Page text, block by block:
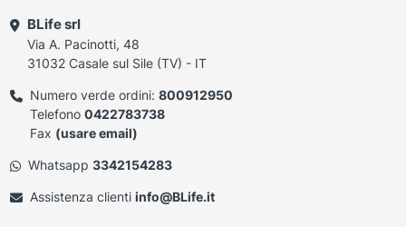
BLife srl
Via A. Pacinotti, 48
31032 Casale sul Sile (TV) - IT
Numero verde ordini: 800912950
Telefono 0422783738
Fax (usare email)
Whatsapp 3342154283
Assistenza clienti info@BLife.it